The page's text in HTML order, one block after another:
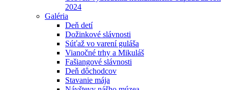
2024
Galéria
Deň detí
Dožinkové slávnosti
Súťaž vo varení guláša
Vianočné trhy a Mikuláš
Fašiangové slávnosti
Deň dôchodcov
Stavanie mája